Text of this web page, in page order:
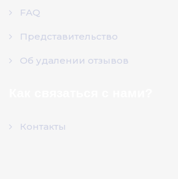
FAQ
Представительство
Об удалении отзывов
Контакты